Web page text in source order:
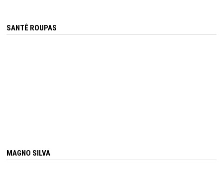
SANTÊ ROUPAS
MAGNO SILVA